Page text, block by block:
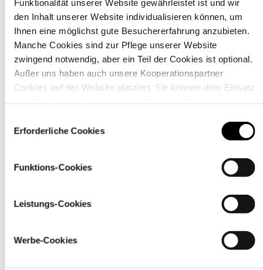
Funktionalität unserer Website gewährleistet ist und wir
den Inhalt unserer Website individualisieren können, um
Ihnen eine möglichst gute Besuchererfahrung anzubieten.
Manche Cookies sind zur Pflege unserer Website
zwingend notwendig, aber ein Teil der Cookies ist optional.
Außer uns haben auch unsere Kooperationspartner
Cookies auf der Website platziert. Sie können dem Einsatz
über den Link „Cookie-Einstellungen
Erforderliche Cookies
Funktions-Cookies
Leistungs-Cookies
Werbe-Cookies
Material